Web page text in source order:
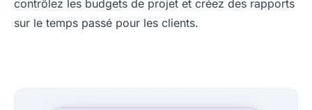
contrôlez les budgets de projet et créez des rapports
sur le temps passé pour les clients.